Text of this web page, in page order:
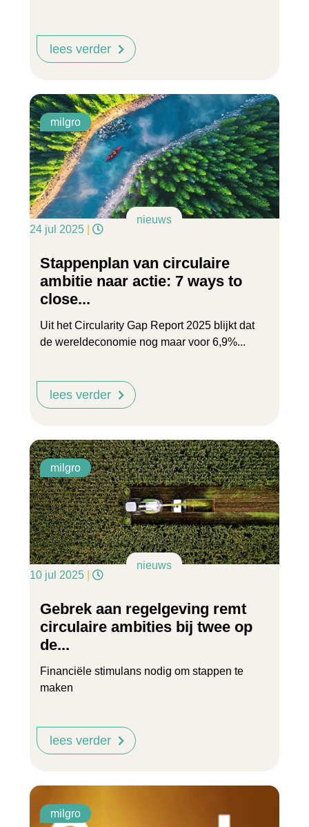
lees verder
milgro
nieuws
24 jul 2025
Stappenplan van circulaire
ambitie naar actie: 7 ways to
close...
Uit het Circularity Gap Report 2025 blijkt dat
de wereldeconomie nog maar voor 6,9%...
lees verder
milgro
nieuws
10 jul 2025
Gebrek aan regelgeving remt
circulaire ambities bij twee op
de...
Financiële stimulans nodig om stappen te
maken
lees verder
milgro